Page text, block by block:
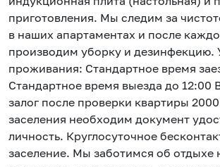
приготовления. Мы следим за
в наших апартаментах и после
производим уборку и дезинфекцию.
проживания: Стандартное время
Стандартное время выезда до 12:00
залог после проверки квартиры
заселения необходим документ
личность. Круглосуточное
заселение. Мы заботимся об отдыхе